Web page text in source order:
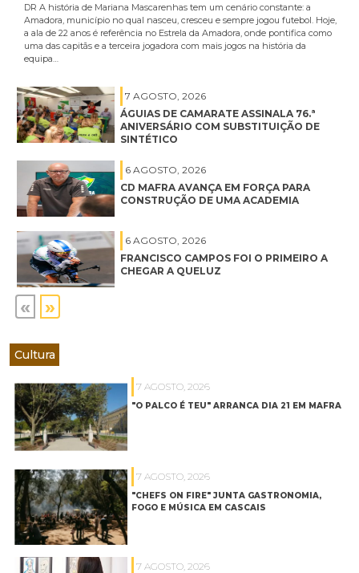
DR A história de Mariana Mascarenhas tem um cenário constante: a
Amadora, município no qual nasceu, cresceu e sempre jogou futebol. Hoje,
a ala de 22 anos é referência no Estrela da Amadora, onde pontifica como
uma das capitãs e a terceira jogadora com mais jogos na história da
equipa…
7 AGOSTO, 2026
ÁGUIAS DE CAMARATE ASSINALA 76.ª
ANIVERSÁRIO COM SUBSTITUIÇÃO DE
SINTÉTICO
6 AGOSTO, 2026
CD MAFRA AVANÇA EM FORÇA PARA
CONSTRUÇÃO DE UMA ACADEMIA
6 AGOSTO, 2026
FRANCISCO CAMPOS FOI O PRIMEIRO A
CHEGAR A QUELUZ
« »
Cultura
7 AGOSTO, 2026
"O PALCO É TEU" ARRANCA DIA 21 EM MAFRA
7 AGOSTO, 2026
"CHEFS ON FIRE" JUNTA GASTRONOMIA,
FOGO E MÚSICA EM CASCAIS
7 AGOSTO, 2026